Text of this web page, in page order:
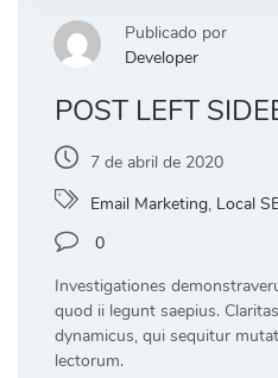
Publicado por
Developer
POST LEFT
7 de abril de 2020
Email Marketing, Local
0
Investigationes
quod ii legunt saepius.
dynamicus, qui sequitur
lectorum.